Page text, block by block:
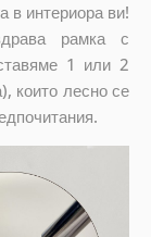
в интериора ви!
рамка с
1 или 2
които лесно се